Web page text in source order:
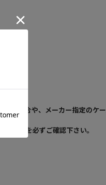
る場合や、メーカー指定のケ
書きを必ずご確認下さい。